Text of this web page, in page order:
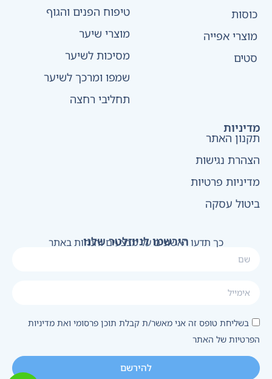
כוסות
מוצרי אפייה
סטים
טיפוח הפנים והגוף
מוצרי שיער
מסיכות לשיער
שמפו ומרכך לשיער
תחליבי רחצה
מדיניות
תקנון האתר
הצהרת נגישות
מדיניות פרטיות
ביטול עסקה
הירשמו לניוזלטר שלנו
כך תדעו ראשונים על מבצעים והנחות באתר
בשליחת טופס זה אני מאשר/ת קבלת תוכן פרסומי ואת מדיניות
הפרטיות של האתר
להירשם